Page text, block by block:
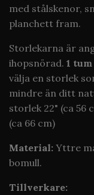
med stålskenor,
planchett fram.
Storlekarna är
ihopsnörad. 1 tum
välja en storlek
mindre än ditt
storlek 22" (ca 56
(ca 66 cm)
Material: Yttre
bomull.
Tillverkare: